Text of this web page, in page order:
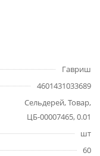
Гавриш
4601431033689
Сельдерей, Товар,
ЦБ-00007465, 0.01
шт
60